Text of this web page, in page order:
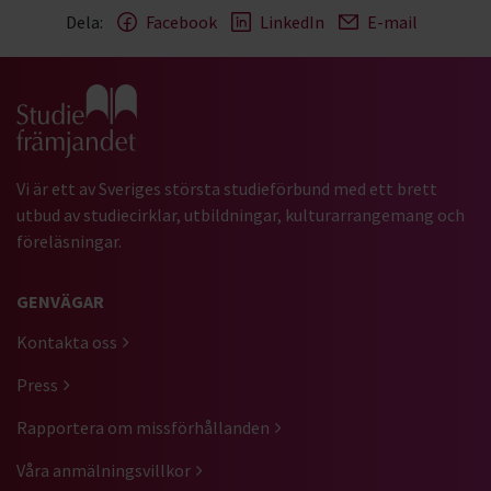
Dela: Facebook LinkedIn E-mail
Gå till studiefrämjandets startsida
Vi är ett av Sveriges största studieförbund med ett brett
utbud av studiecirklar, utbildningar, kulturarrangemang och
föreläsningar.
GENVÄGAR
Kontakta oss
Press
Rapportera om missförhållanden
Våra anmälningsvillkor